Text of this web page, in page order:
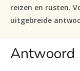
reizen en rusten.
uitgebreide
Antwoord